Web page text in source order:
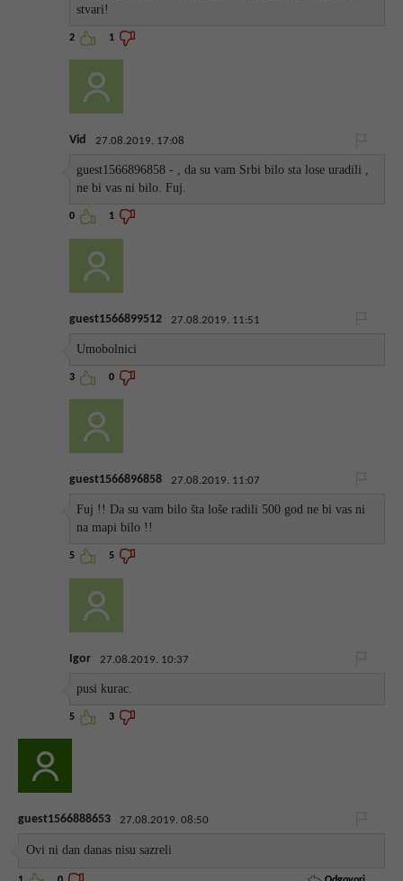
stvari!
2 1
Vid 27.08.2019. 17:08
guest1566896858 - , da su vam Srbi bilo sta lose uradili ,
ne bi vas ni bilo. Fuj.
0 1
guest1566899512 27.08.2019. 11:51
Umobolnici
3 0
guest1566896858 27.08.2019. 11:07
Fuj !! Da su vam bilo šta loše radili 500 god ne bi vas ni
na mapi bilo !!
5 5
Igor 27.08.2019. 10:37
pusi kurac.
5 3
guest1566888653 27.08.2019. 08:50
Ovi ni dan danas nisu sazreli